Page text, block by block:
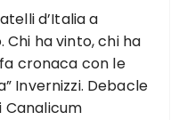
d’Italia a
Chi ha vinto, chi ha
cronaca con le
Invernizzi. Debacle
Canalicum